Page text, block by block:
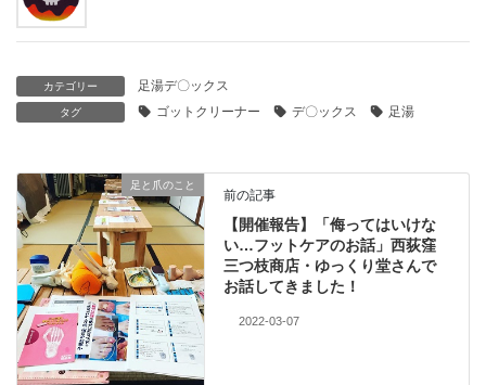
カテゴリー 足湯デ〇ックス
タグ ゴットクリーナー デ〇ックス 足湯
足と爪のこと
前の記事
【開催報告】「侮ってはいけな
い…フットケアのお話」西荻窪
三つ枝商店・ゆっくり堂さんで
お話してきました！
2022-03-07